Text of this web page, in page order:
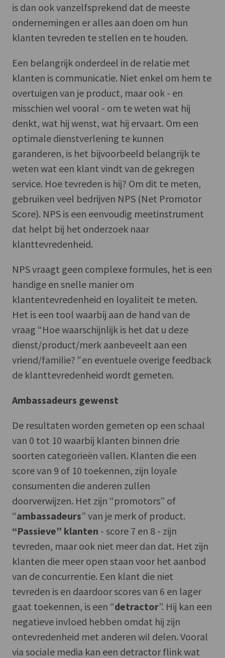
is dan ook vanzelfsprekend dat de meeste
ondernemingen er alles aan doen om hun
klanten tevreden te stellen en te houden.
Een belangrijk onderdeel in de relatie met
klanten is communicatie. Niet enkel om hem te
overtuigen van je product, maar ook - en
misschien wel vooral - om te weten wat hij
denkt, wat hij wenst, wat hij ervaart. Om een
optimale dienstverlening te kunnen
garanderen, is het bijvoorbeeld belangrijk te
weten wat een klant vindt van de gekregen
service. Hoe tevreden is hij? Om dit te meten,
gebruiken veel bedrijven NPS (Net Promotor
Score). NPS is een eenvoudig meetinstrument
dat helpt bij het onderzoek naar
klanttevredenheid.
NPS vraagt geen complexe formules, het is een
handige en snelle manier om
klantentevredenheid en loyaliteit te meten.
Het is een tool waarbij aan de hand van de
vraag “Hoe waarschijnlijk is het dat u deze
dienst/product/merk aanbeveelt aan een
vriend/familie? ”en eventuele overige feedback
de klanttevredenheid wordt gemeten.
Ambassadeurs gewenst
De resultaten worden gemeten op een schaal
van 0 tot 10 waarbij klanten binnen drie
soorten categorieën vallen. Klanten die een
score van 9 of 10 toekennen, zijn loyale
consumenten die anderen zullen
doorverwijzen. Het zijn “promotors” of
“ambassadeurs” van je merk of product.
“Passieve” klanten - score 7 en 8 - zijn
tevreden, maar ook niet meer dan dat. Het zijn
klanten die meer open staan voor het aanbod
van de concurrentie. Een klant die niet
tevreden is en daardoor scores van 6 en lager
gaat toekennen, is een “detractor”. Hij kan een
negatieve invloed hebben omdat hij zijn
ontevredenheid met anderen wil delen. Vooral
via sociale media kan een detractor flink wat